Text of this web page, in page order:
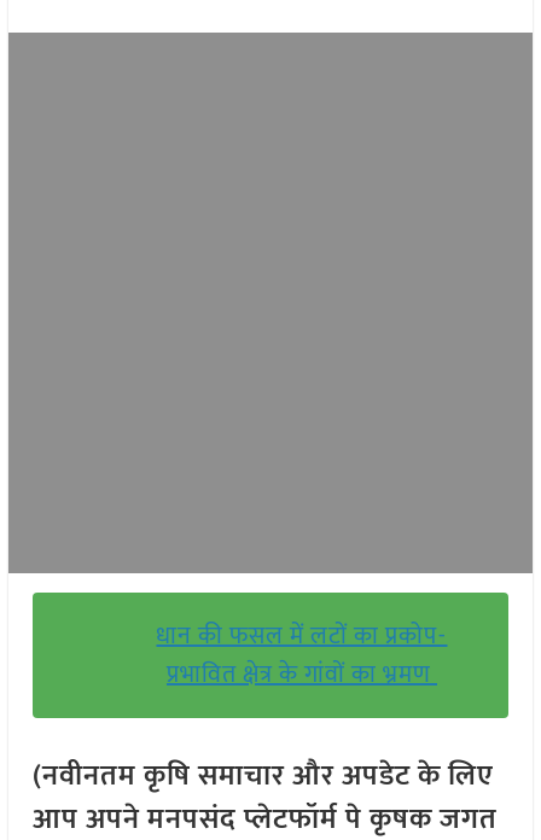
धान की फसल में लटों का प्रकोप-
प्रभावित क्षेत्र के गांवों का भ्रमण
(नवीनतम कृषि समाचार और अपडेट के लिए
आप अपने मनपसंद प्लेटफॉर्म पे कृषक जगत